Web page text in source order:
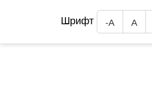
Шрифт -А А